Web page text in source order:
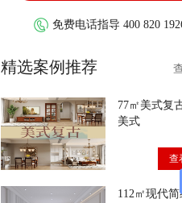
免费电话指导 400 820
精选案例推荐
77㎡美式复
美式
查
112㎡现代